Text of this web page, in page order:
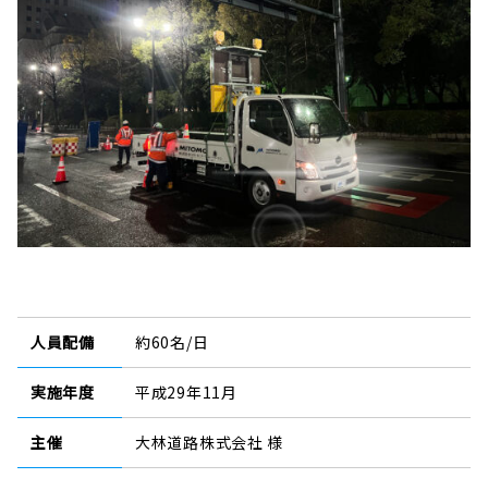
人員配備 約60名/日
実施年度 平成29年11月
主催 大林道路株式会社 様